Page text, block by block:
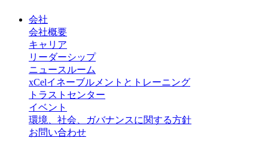
会社
会社概要
キャリア
リーダーシップ
ニュースルーム
xCelイネーブルメントとトレーニング
トラストセンター
イベント
環境、社会、ガバナンスに関する方針
お問い合わせ